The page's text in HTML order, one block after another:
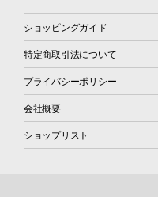
ショッピングガイド
特定商取引法について
プライバシーポリシー
会社概要
ショップリスト